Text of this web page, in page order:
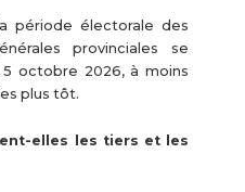
période électorale des
provinciales se
octobre 2026, à moins
plus tôt.
elles les tiers et les